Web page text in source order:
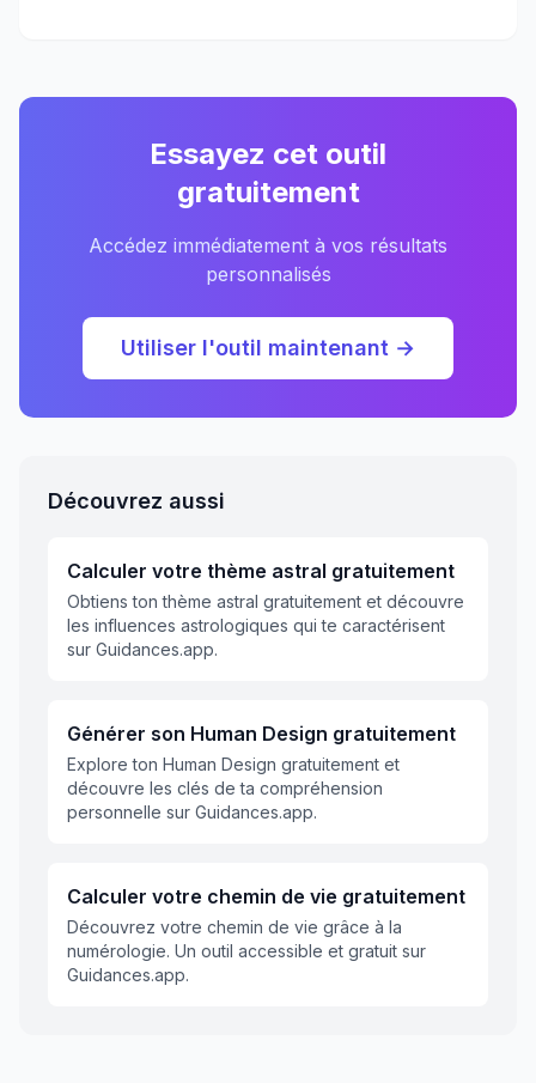
Essayez cet outil
gratuitement
Accédez immédiatement à vos résultats
personnalisés
Utiliser l'outil maintenant →
Découvrez aussi
Calculer votre thème astral gratuitement
Obtiens ton thème astral gratuitement et découvre
les influences astrologiques qui te caractérisent
sur Guidances.app.
Générer son Human Design gratuitement
Explore ton Human Design gratuitement et
découvre les clés de ta compréhension
personnelle sur Guidances.app.
Calculer votre chemin de vie gratuitement
Découvrez votre chemin de vie grâce à la
numérologie. Un outil accessible et gratuit sur
Guidances.app.